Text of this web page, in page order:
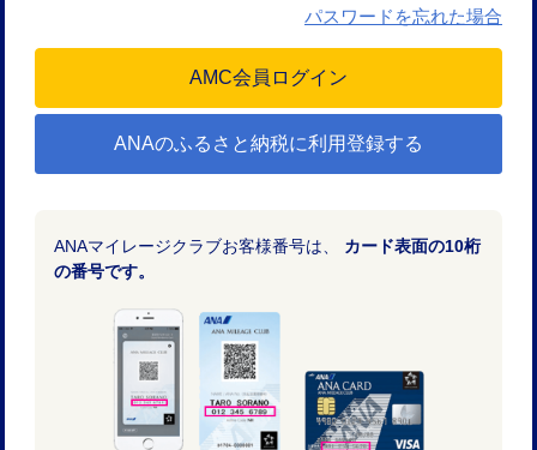
パスワードを忘れた場合
ANAのふるさと納税に利用登録する
ANAマイレージクラブお客様番号は、 カード表面の10桁
の番号です。